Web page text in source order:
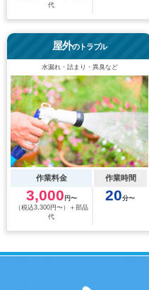
代
屋外のトラブル
水漏れ・詰まり・異臭など
作業料金 作業時間
3,000 円〜
（税込3,300円〜）＋部品
代
20分〜